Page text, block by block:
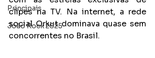
Principais
João Rock 2025
clipes na TV. Na internet, a rede
social Orkut dominava quase sem
concorrentes no Brasil.